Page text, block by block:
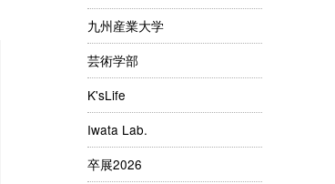
九州産業大学
芸術学部
K'sLife
Iwata Lab.
卒展2026